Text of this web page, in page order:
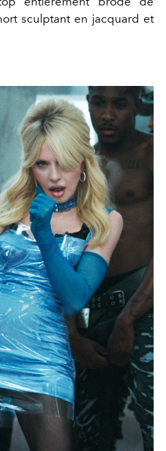
sculptant en jacquard et